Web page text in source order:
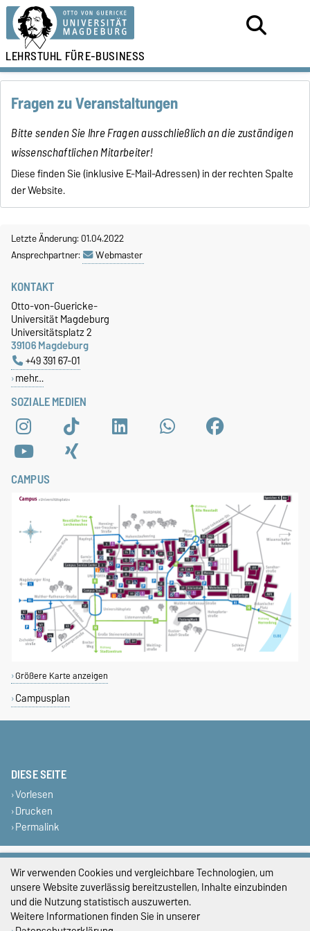
LEHRSTUHL FÜRE-BUSINESS
Fragen zu Veranstaltungen
Bitte senden Sie Ihre Fragen ausschließlich an die zuständigen
wissenschaftlichen Mitarbeiter!
Diese finden Sie (inklusive E-Mail-Adressen) in der rechten Spalte
der Website.
Letzte Änderung: 01.04.2022
Ansprechpartner:
Webmaster
SOZIALE MEDIEN
KONTAKT
Otto-von-Guericke-
Universität Magdeburg
Universitätsplatz 2
39106 Magdeburg
+49 391 67-01
mehr…
CAMPUS
Größere Karte anzeigen
Campusplan
DIESE SEITE
Vorlesen
Drucken
Permalink
Impressum
Datenschutz
Barrierefreiheit
Wir verwenden Cookies und vergleichbare Technologien, um
unsere Website zuverlässig bereitzustellen, Inhalte einzubinden
und die Nutzung statistisch auszuwerten.
Weitere Informationen finden Sie in unserer